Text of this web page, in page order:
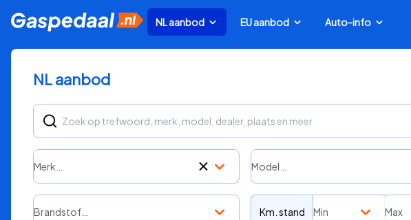
NL aanbod EU aanbod Auto-info
NL aanbod
Merk… Model…
Brandstof… Km. stand Min Max